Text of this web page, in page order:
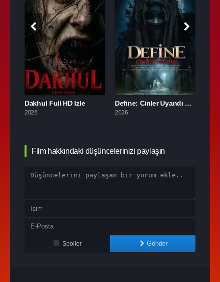
Dakhul Full HD İzle
2026
Define: Cinler Uyandı Full İzle
2026
Film hakkındaki düşüncelerinizi paylaşın
Spoiler Gönder